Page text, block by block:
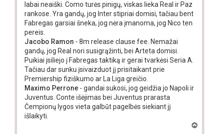
labai neaiški. Como turės pinigų, viskas lieka Real ir Paz
rankose. Yra gandų, jog Inter stipriai domisi, tačiau bent
Fabregas garsiai šneka, jog nėra įmanoma, jog Nico ten
pereis.
Jacobo Ramon - 8m release clause fee. Nemažai
gandų, jog Real nori susigrąžinti, bei Arteta domisi.
Puikiai įsiliejo į Fabregas taktiką ir gerai tvarkėsi Seria A.
Tačiau dar sunku įsivaizduot jį prisitaikant prie
Premiership fiziškumo ar La Liga greičio.
Maximo Perrone - gandai sukosi, jog geidžia jo Napoli ir
Juventus. Conte išėjimas bei Juventus prarasta
Čempionų lygos vieta galbūt pagelbės siekiant jį
išlaikyti.